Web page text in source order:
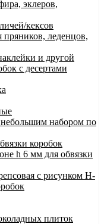
эклеров,
кексов
леденцов,
и другой
с десертами
набором по
коробок
h 6 мм для обвязки
с рисунком H-
плиток